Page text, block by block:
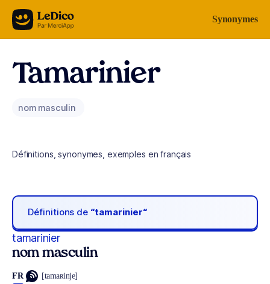
Aller au contenu Synonymes
Tamarinier
nom masculin
Définitions, synonymes, exemples en français
Définitions de “tamarinier“
tamarinier
nom masculin
FR [tamaʀinje]